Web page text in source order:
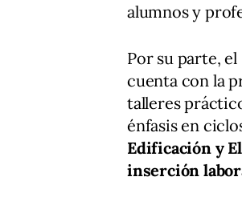
alumnos y
Por su parte,
cuenta con la
talleres
énfasis en
Edificación y
inserción